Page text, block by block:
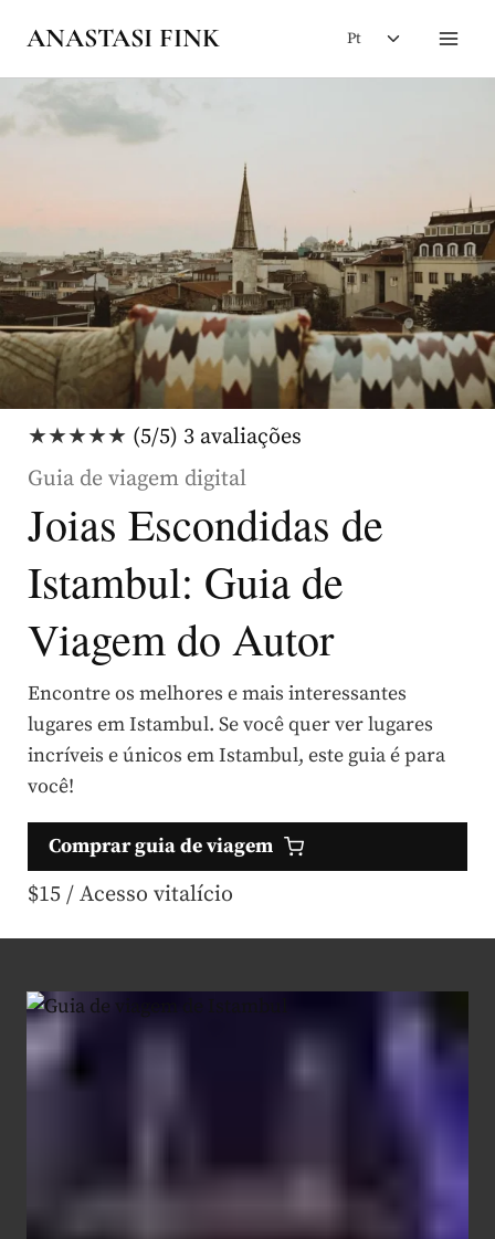
content
ANASTASI FINK Pt
Toggle
menu
★★★★★ (5/5) 3 avaliações
Guia de viagem digital
Joias Escondidas de
Istambul: Guia de
Viagem do Autor
Encontre os melhores e mais interessantes
lugares em Istambul. Se você quer ver lugares
incríveis e únicos em Istambul, este guia é para
você!
Comprar guia de viagem
$15 / Acesso vitalício